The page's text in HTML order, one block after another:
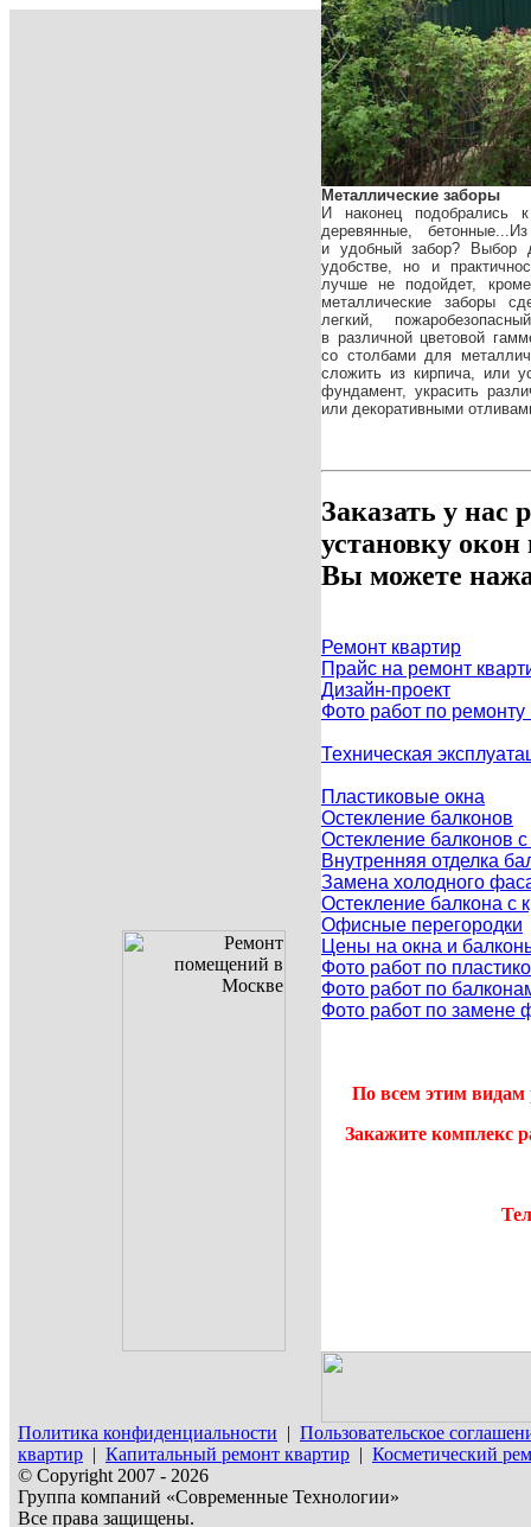
Металлические заборы
И наконец подобрались
деревянные,
и удобный забор? Выбор
удобстве, но и
лучше не подойдет,
металлические заборы
легкий,
в различной цветовой
со столбами для
сложить из кирпича, или
фундамент, украсить
или декоративными
Заказать у нас
установку
Вы можете
Ремонт квартир
Прайс на ремонт
Дизайн-проект
Фото работ по ремонту
Техническая
Пластиковые окна
Остекление балконов
Остекление балконов
Внутренняя отделка
Замена холодного
Остекление балкона с
Офисные перегородки
Цены на окна и
Фото работ по
Фото работ по
Фото работ по замене
По всем этим видам
Закажите комплекс
Политика конфиденциальности | Пользовательское
квартир | Капитальный ремонт квартир | Косметический
© Copyright 2007 - 2026
Группа компаний «Современные Технологии»
Все права защищены.